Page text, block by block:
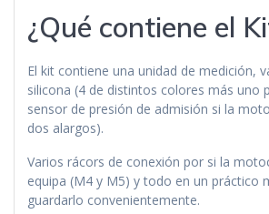
¿Qué contiene el
El kit contiene una unidad de medición,
silicona (4 de distintos colores más uno
sensor de presión de admisión si la
dos alargos).
Varios rácors de conexión por si la
equipa (M4 y M5) y todo en un práctico
guardarlo convenientemente.